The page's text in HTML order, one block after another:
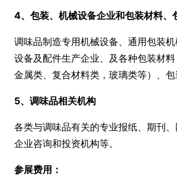
4、 包装、机械设备企业和包装材料、
调味品制造专用机械设备、通用包装
设备及配件生产企业、及各种包装材料
金属类、复合材料类，玻璃类等）、包
5、 调味品相关机构
各类与调味品有关的专业报纸、期刊、
企业咨询和投资机构等。
参展费用：